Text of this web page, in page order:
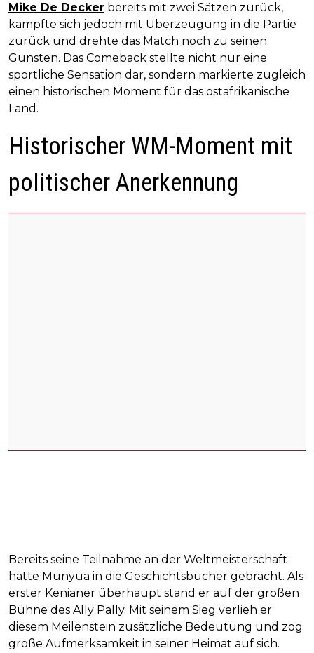
Mike De Decker bereits mit zwei Sätzen zurück,
kämpfte sich jedoch mit Überzeugung in die Partie
zurück und drehte das Match noch zu seinen
Gunsten. Das Comeback stellte nicht nur eine
sportliche Sensation dar, sondern markierte zugleich
einen historischen Moment für das ostafrikanische
Land.
Historischer WM-Moment mit
politischer Anerkennung
Bereits seine Teilnahme an der Weltmeisterschaft
hatte Munyua in die Geschichtsbücher gebracht. Als
erster Kenianer überhaupt stand er auf der großen
Bühne des Ally Pally. Mit seinem Sieg verlieh er
diesem Meilenstein zusätzliche Bedeutung und zog
große Aufmerksamkeit in seiner Heimat auf sich.